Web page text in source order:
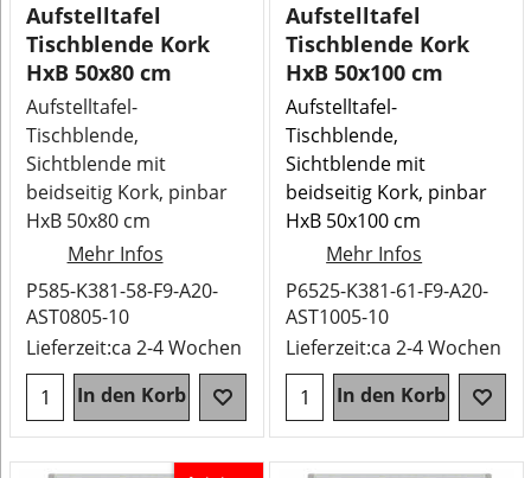
Aufstelltafel
Tischblende Kork
HxB 50x80 cm
Aufstelltafel-
Tischblende,
Sichtblende mit
beidseitig Kork, pinbar
HxB 50x80 cm
Mehr Infos
P585-K381-58-F9-A20-
AST0805-10
Lieferzeit:ca 2-4 Wochen
In den Korb
Aufstelltafel
Tischblende Kork
HxB 50x100 cm
Aufstelltafel-
Tischblende,
Sichtblende mit
beidseitig Kork, pinbar
HxB 50x100 cm
Mehr Infos
P6525-K381-61-F9-A20-
AST1005-10
Lieferzeit:ca 2-4 Wochen
In den Korb